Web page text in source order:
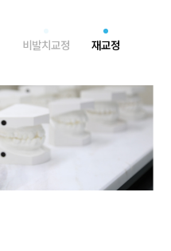
비발치교정 재교정